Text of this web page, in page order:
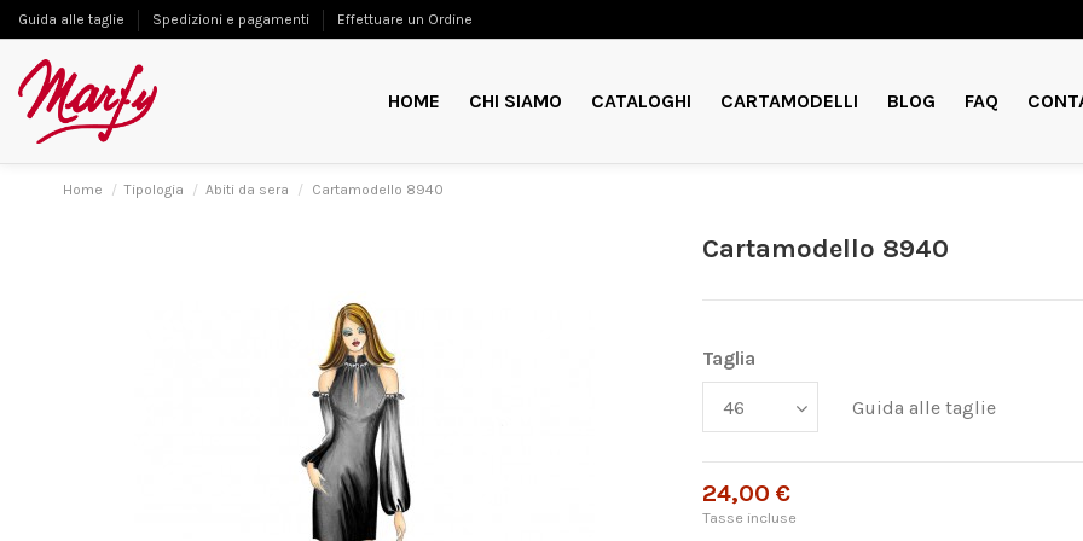
Guida alle taglie Spedizioni e pagamenti Effettuare un Ordine
HOME CHI SIAMO CATALOGHI CARTAMODELLI BLOG FAQ
Home Tipologia Abiti da sera Cartamodello 8940
Cartamodello 8940
Taglia
Guida alle taglie
24,00 €
Tasse incluse